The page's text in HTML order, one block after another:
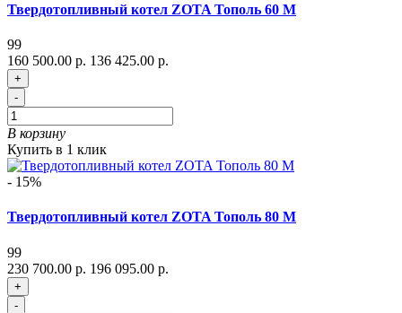
Твердотопливный котел ZOTA Тополь 60 М
99
160 500.00 р. 136 425.00 р.
+
-
В корзину
Купить в 1 клик
- 15%
Твердотопливный котел ZOTA Тополь 80 М
99
230 700.00 р. 196 095.00 р.
+
-